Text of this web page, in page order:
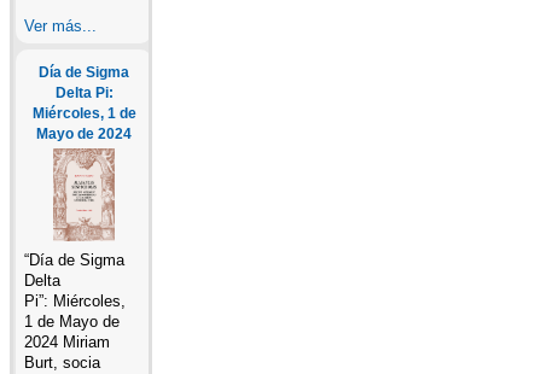
Ver más...
Día de Sigma
Delta Pi:
Miércoles, 1 de
Mayo de 2024
“Día de Sigma
Delta
Pi”: Miércoles,
1 de Mayo de
2024 Miriam
Burt, socia